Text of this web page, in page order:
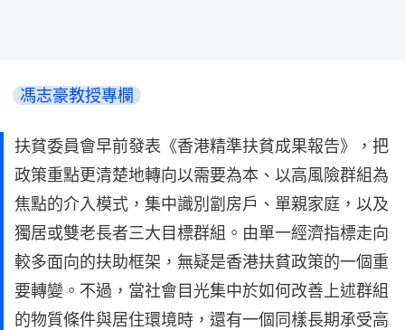
馮志豪教授專欄
扶貧委員會早前發表《香港精準扶貧成果報告》，把
政策重點更清楚地轉向以需要為本、以高風險群組為
焦點的介入模式，集中識別劏房戶、單親家庭，以及
獨居或雙老長者三大目標群組。由單一經濟指標走向
較多面向的扶助框架，無疑是香港扶貧政策的一個重
要轉變。不過，當社會目光集中於如何改善上述群組
的物質條件與居住環境時，還有一個同樣長期承受高